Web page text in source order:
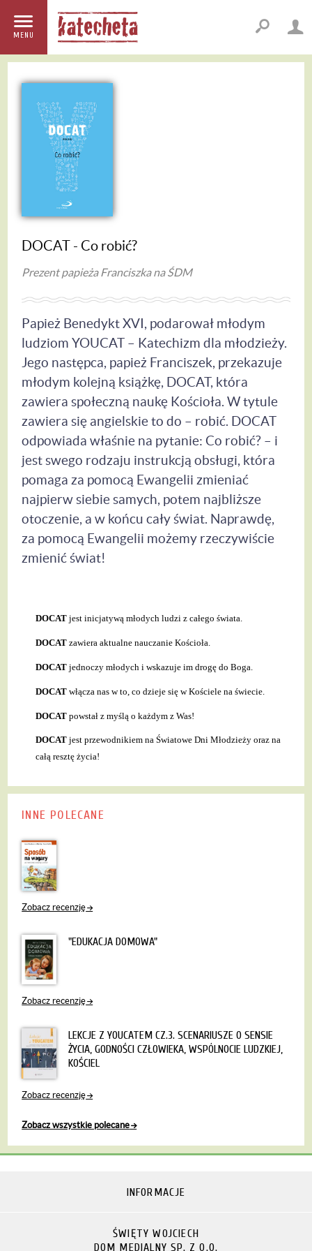
MENU
DOCAT - Co robić?
Prezent papieża Franciszka na ŚDM
Papież Benedykt XVI, podarował młodym
ludziom YOUCAT – Katechizm dla młodzieży.
Jego następca, papież Franciszek, przekazuje
młodym kolejną książkę, DOCAT, która
zawiera społeczną naukę Kościoła. W tytule
zawiera się angielskie to do – robić. DOCAT
odpowiada właśnie na pytanie: Co robić? – i
jest swego rodzaju instrukcją obsługi, która
pomaga za pomocą Ewangelii zmieniać
najpierw siebie samych, potem najbliższe
otoczenie, a w końcu cały świat. Naprawdę,
za pomocą Ewangelii możemy rzeczywiście
zmienić świat!
DOCATjest inicjatywą młodych ludzi z całego świata.
DOCATzawiera aktualne nauczanie Kościoła.
DOCAT jednoczy młodych i wskazuje im drogę do Boga.
DOCAT włącza nas w to, co dzieje się w Kościele na świecie.
DOCATpowstał z myślą o każdym z Was!
DOCATjest przewodnikiem na Światowe Dni Młodzieży oraz na
całą resztę życia!
INNE POLECANE
Zobacz recenzję
"EDUKACJA DOMOWA"
Zobacz recenzję
LEKCJE Z YOUCATEM CZ.3. SCENARIUSZE O SENSIE
ŻYCIA, GODNOŚCI CZŁOWIEKA, WSPÓLNOCIE LUDZKIEJ,
KOŚCIEL
Zobacz recenzję
Zobacz wszystkie polecane
INFORMACJE
ŚWIĘTY WOJCIECH
DOM MEDIALNY SP. Z O.O.